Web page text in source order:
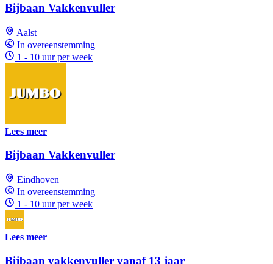
Bijbaan Vakkenvuller
Aalst
In overeenstemming
1 - 10 uur per week
Lees meer
Bijbaan Vakkenvuller
Eindhoven
In overeenstemming
1 - 10 uur per week
Lees meer
Bijbaan vakkenvuller vanaf 13 jaar